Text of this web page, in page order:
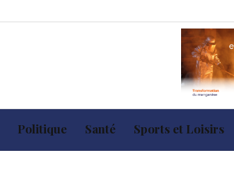
«
Politique Santé Sports et Loisirs